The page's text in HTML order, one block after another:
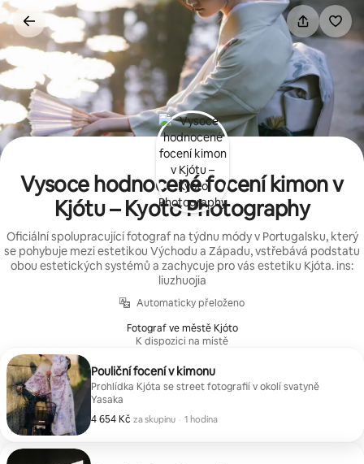
Přeskočit
na
obsah
Vysoce hodnocené focení kimon v
Kjótu – Kyoto Photography
Oficiální spolupracující fotograf na týdnu módy v Portugalsku, který
se pohybuje mezi estetikou Východu a Západu, vstřebává podstatu
obou estetických systémů a zachycuje pro vás estetiku Kjóta. ins:
liuzhuojia
Automaticky přeloženo
Fotograf ve městě Kjóto
K dispozici na místě
Pouliční focení v kimonu
Prohlídka Kjóta se street fotografií v okolí svatyně
Yasaka
4 654 Kč za skupinu
4 654 Kč za skupinu
, · 1 hodina